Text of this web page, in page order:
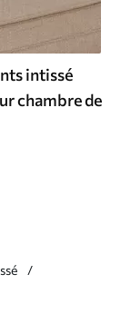
intissé
chambre de